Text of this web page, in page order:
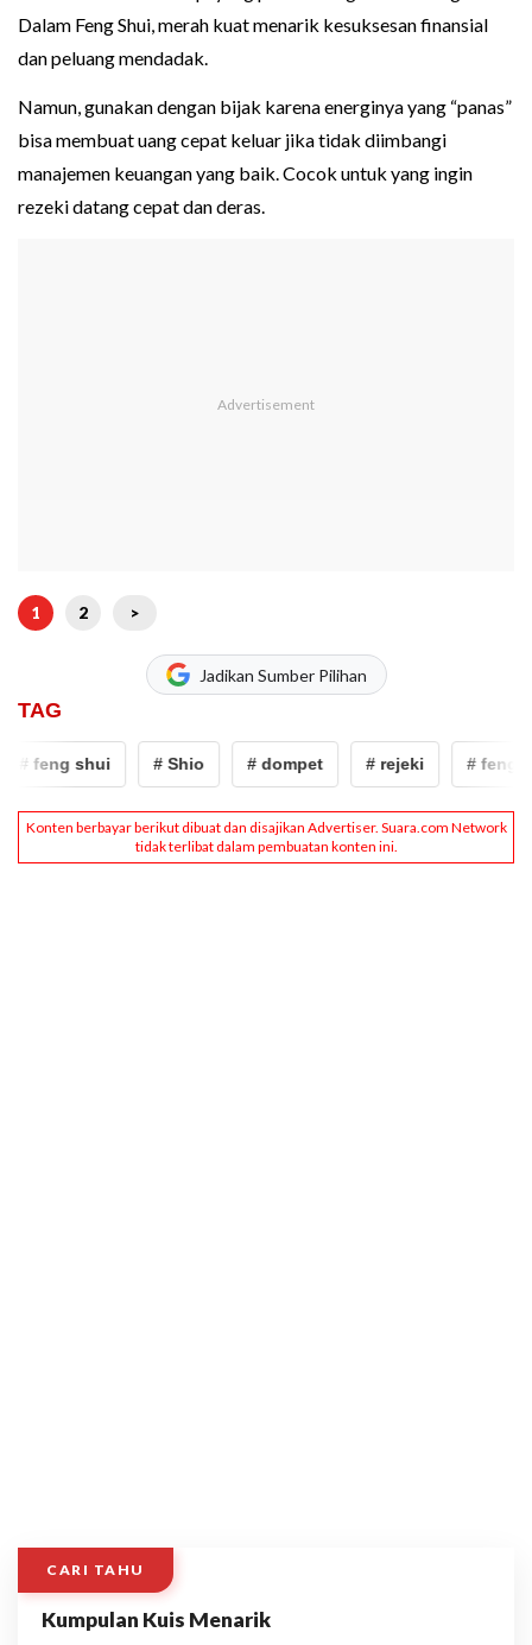
Dalam Feng Shui, merah kuat menarik kesuksesan finansial
dan peluang mendadak.
Namun, gunakan dengan bijak karena energinya yang “panas”
bisa membuat uang cepat keluar jika tidak diimbangi
manajemen keuangan yang baik. Cocok untuk yang ingin
rezeki datang cepat dan deras.
1 2 >
Jadikan Sumber Pilihan
TAG
# feng shui # Shio # dompet # rejeki # feng
CARI TAHU
Kumpulan Kuis Menarik